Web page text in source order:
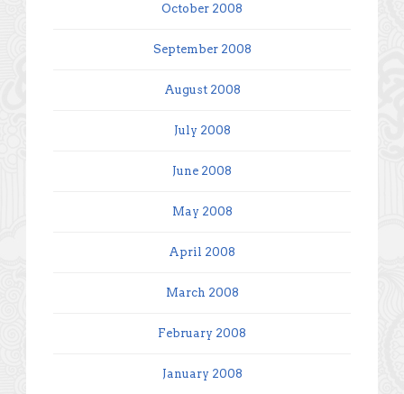
October 2008
September 2008
August 2008
July 2008
June 2008
May 2008
April 2008
March 2008
February 2008
January 2008